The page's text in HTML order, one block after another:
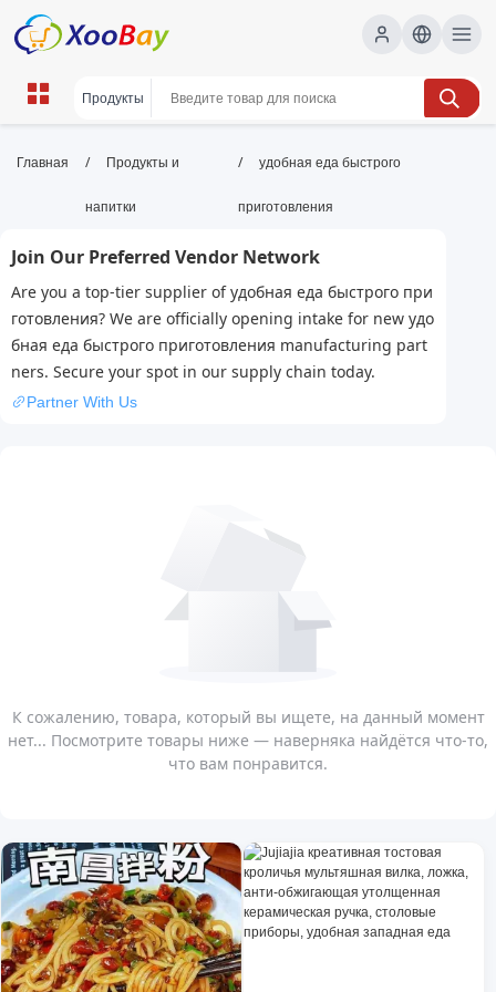
удобная еда быстрого
приготовления | XOOBAY B2B/B2C
еда быстрого приготовления, быстрая еда,
легкие блюда, wholesale удобная еда быстрого
приготовления, XOOBAY
Удобная еда быстрого приготовления: рецепты и советы,
как готовить вкусно за считанные минуты.
Главная / Продукты и
напитки
/ удобная еда быстрого
приготовления
Join Our Preferred Vendor Network
Are you a top-tier supplier of удобная еда быстрого при
готовления? We are officially opening intake for new удо
бная еда быстрого приготовления manufacturing part
ners. Secure your spot in our supply chain today.
Partner With Us
К сожалению, товара, который вы ищете, на данный момент
нет... Посмотрите товары ниже — наверняка найдётся что-то,
что вам понравится.